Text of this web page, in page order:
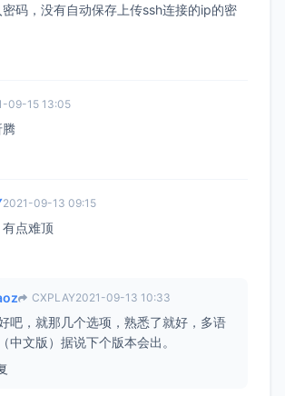
码，没有自动保存上传ssh连接的ip的密
09-15 13:05
腾
2021-09-13 09:15
点难顶
CXPLAY2021-09-13 10:33
吧，就那几个选项，熟悉了就好，多语
中文版）据说下个版本会出。